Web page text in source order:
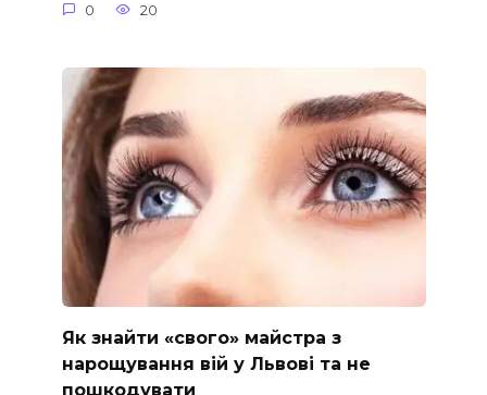
0 20
Як знайти «свого» майстра з
нарощування вій у Львові та не
пошкодувати